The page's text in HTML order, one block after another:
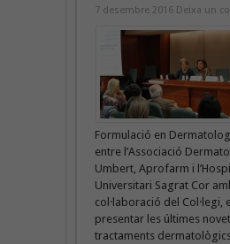
7 desembre 2016 Deixa un
Formulació en
entre l’Associació
Umbert, Aprofarm i
Universitari Sagrat Cor
col·laboració del Col·legi,
presentar les últimes
tractaments